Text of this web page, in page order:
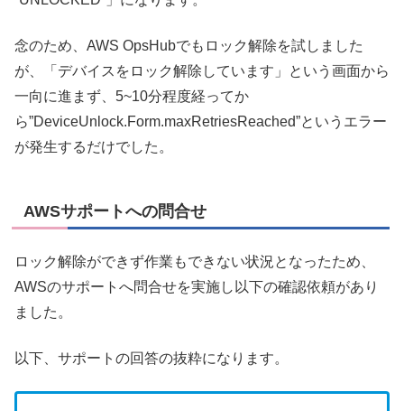
念のため、AWS OpsHubでもロック解除を試しました
が、「デバイスをロック解除しています」という画面から
一向に進まず、5~10分程度経ってか
ら”DeviceUnlock.Form.maxRetriesReached”というエラー
が発生するだけでした。
AWSサポートへの問合せ
ロック解除ができず作業もできない状況となったため、
AWSのサポートへ問合せを実施し以下の確認依頼があり
ました。
以下、サポートの回答の抜粋になります。